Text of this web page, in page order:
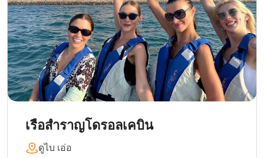
เรือสำราญโดรอลเคบิน
ดูไบ เอ่อ